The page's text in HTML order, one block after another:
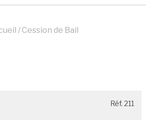
/ Cession de Bail
Réf. 211